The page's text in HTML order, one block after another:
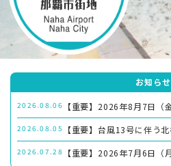
お知らせ
2026.08.06
2026.08.05
2026.07.28